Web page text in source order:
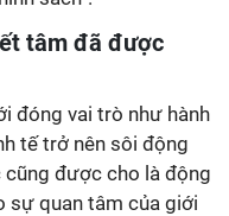
tâm đã được
đóng vai trò như hành
tế trở nên sôi động
cũng được cho là động
sự quan tâm của giới